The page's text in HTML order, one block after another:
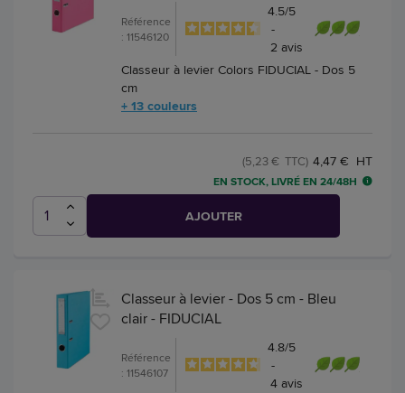
Référence
: 11546120
4.5/5
-
2 avis
Classeur à levier Colors FIDUCIAL - Dos 5
cm
+ 13 couleurs
4,47 € HT
(5,23 € TTC)
EN STOCK, LIVRÉ EN 24/48H
AJOUTER
Classeur à levier - Dos 5 cm - Bleu
clair - FIDUCIAL
Référence
: 11546107
4.8/5
-
4 avis